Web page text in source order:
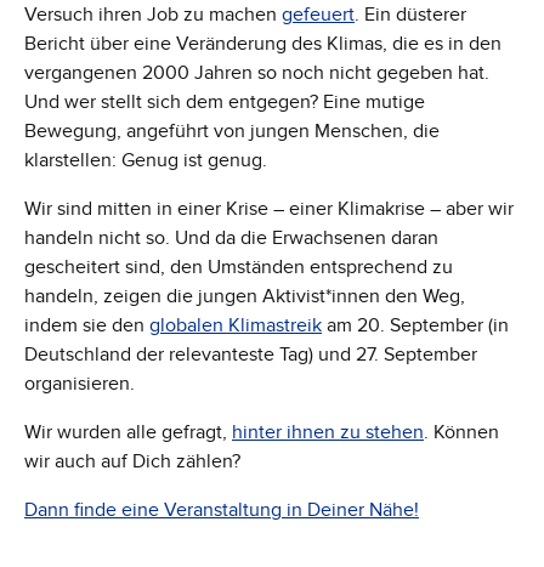
Versuch ihren Job zu machen gefeuert. Ein düsterer
Bericht über eine Veränderung des Klimas, die es in den
vergangenen 2000 Jahren so noch nicht gegeben hat.
Und wer stellt sich dem entgegen? Eine mutige
Bewegung, angeführt von jungen Menschen, die
klarstellen: Genug ist genug.
Wir sind mitten in einer Krise – einer Klimakrise – aber wir
handeln nicht so. Und da die Erwachsenen daran
gescheitert sind, den Umständen entsprechend zu
handeln, zeigen die jungen Aktivist*innen den Weg,
indem sie den globalen Klimastreik am 20. September (in
Deutschland der relevanteste Tag) und 27. September
organisieren.
Wir wurden alle gefragt, hinter ihnen zu stehen. Können
wir auch auf Dich zählen?
Dann finde eine Veranstaltung in Deiner Nähe!